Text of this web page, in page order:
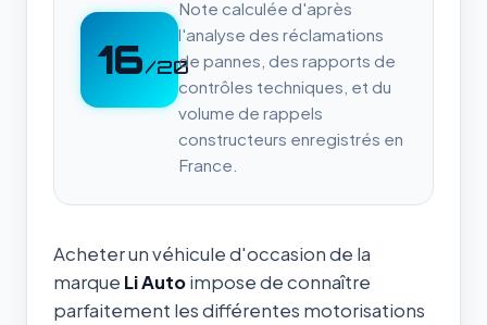
16/20
Note calculée d'après
l'analyse des réclamations
de pannes, des rapports de
contrôles techniques, et du
volume de rappels
constructeurs enregistrés en
France.
Acheter un véhicule d'occasion de la
marque Li Autoimpose de connaître
parfaitement les différentes motorisations